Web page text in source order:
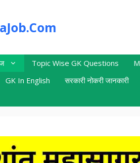
Topic Wise GK Questions
GK In English सरकारी नोकरी जानकारी